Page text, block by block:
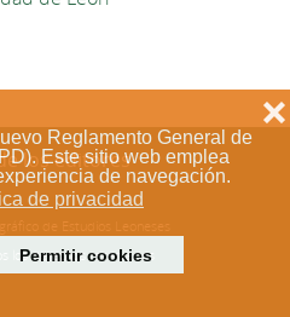
Reglamento General de
Este sitio web emplea
de navegación.
de privacidad
Permitir cookies
❌
los editores
los derechos reservados